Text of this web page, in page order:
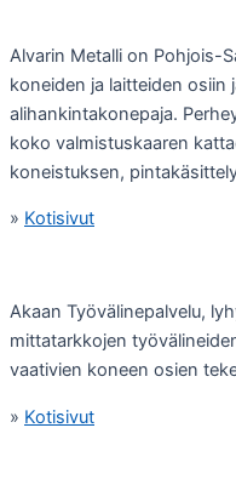
Alvarin Metalli on Pohjois-
koneiden ja laitteiden
alihankintakonepaja.
koko valmistuskaaren
koneistuksen,
» Kotisivut
Akaan Työvälinepalvelu,
mittatarkkojen
vaativien koneen osien
» Kotisivut